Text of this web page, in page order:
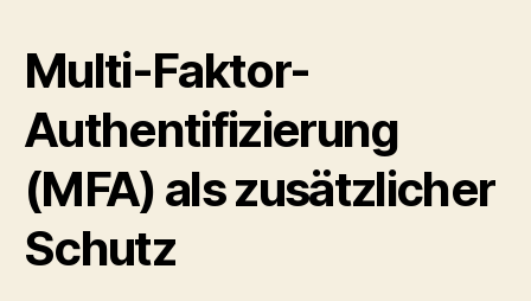
Multi-Faktor-
Authentifizierung
(MFA) als zusätzlicher
Schutz